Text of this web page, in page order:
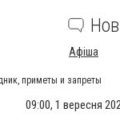
Афіша
приметы и запреты
09:00, 1 вересня